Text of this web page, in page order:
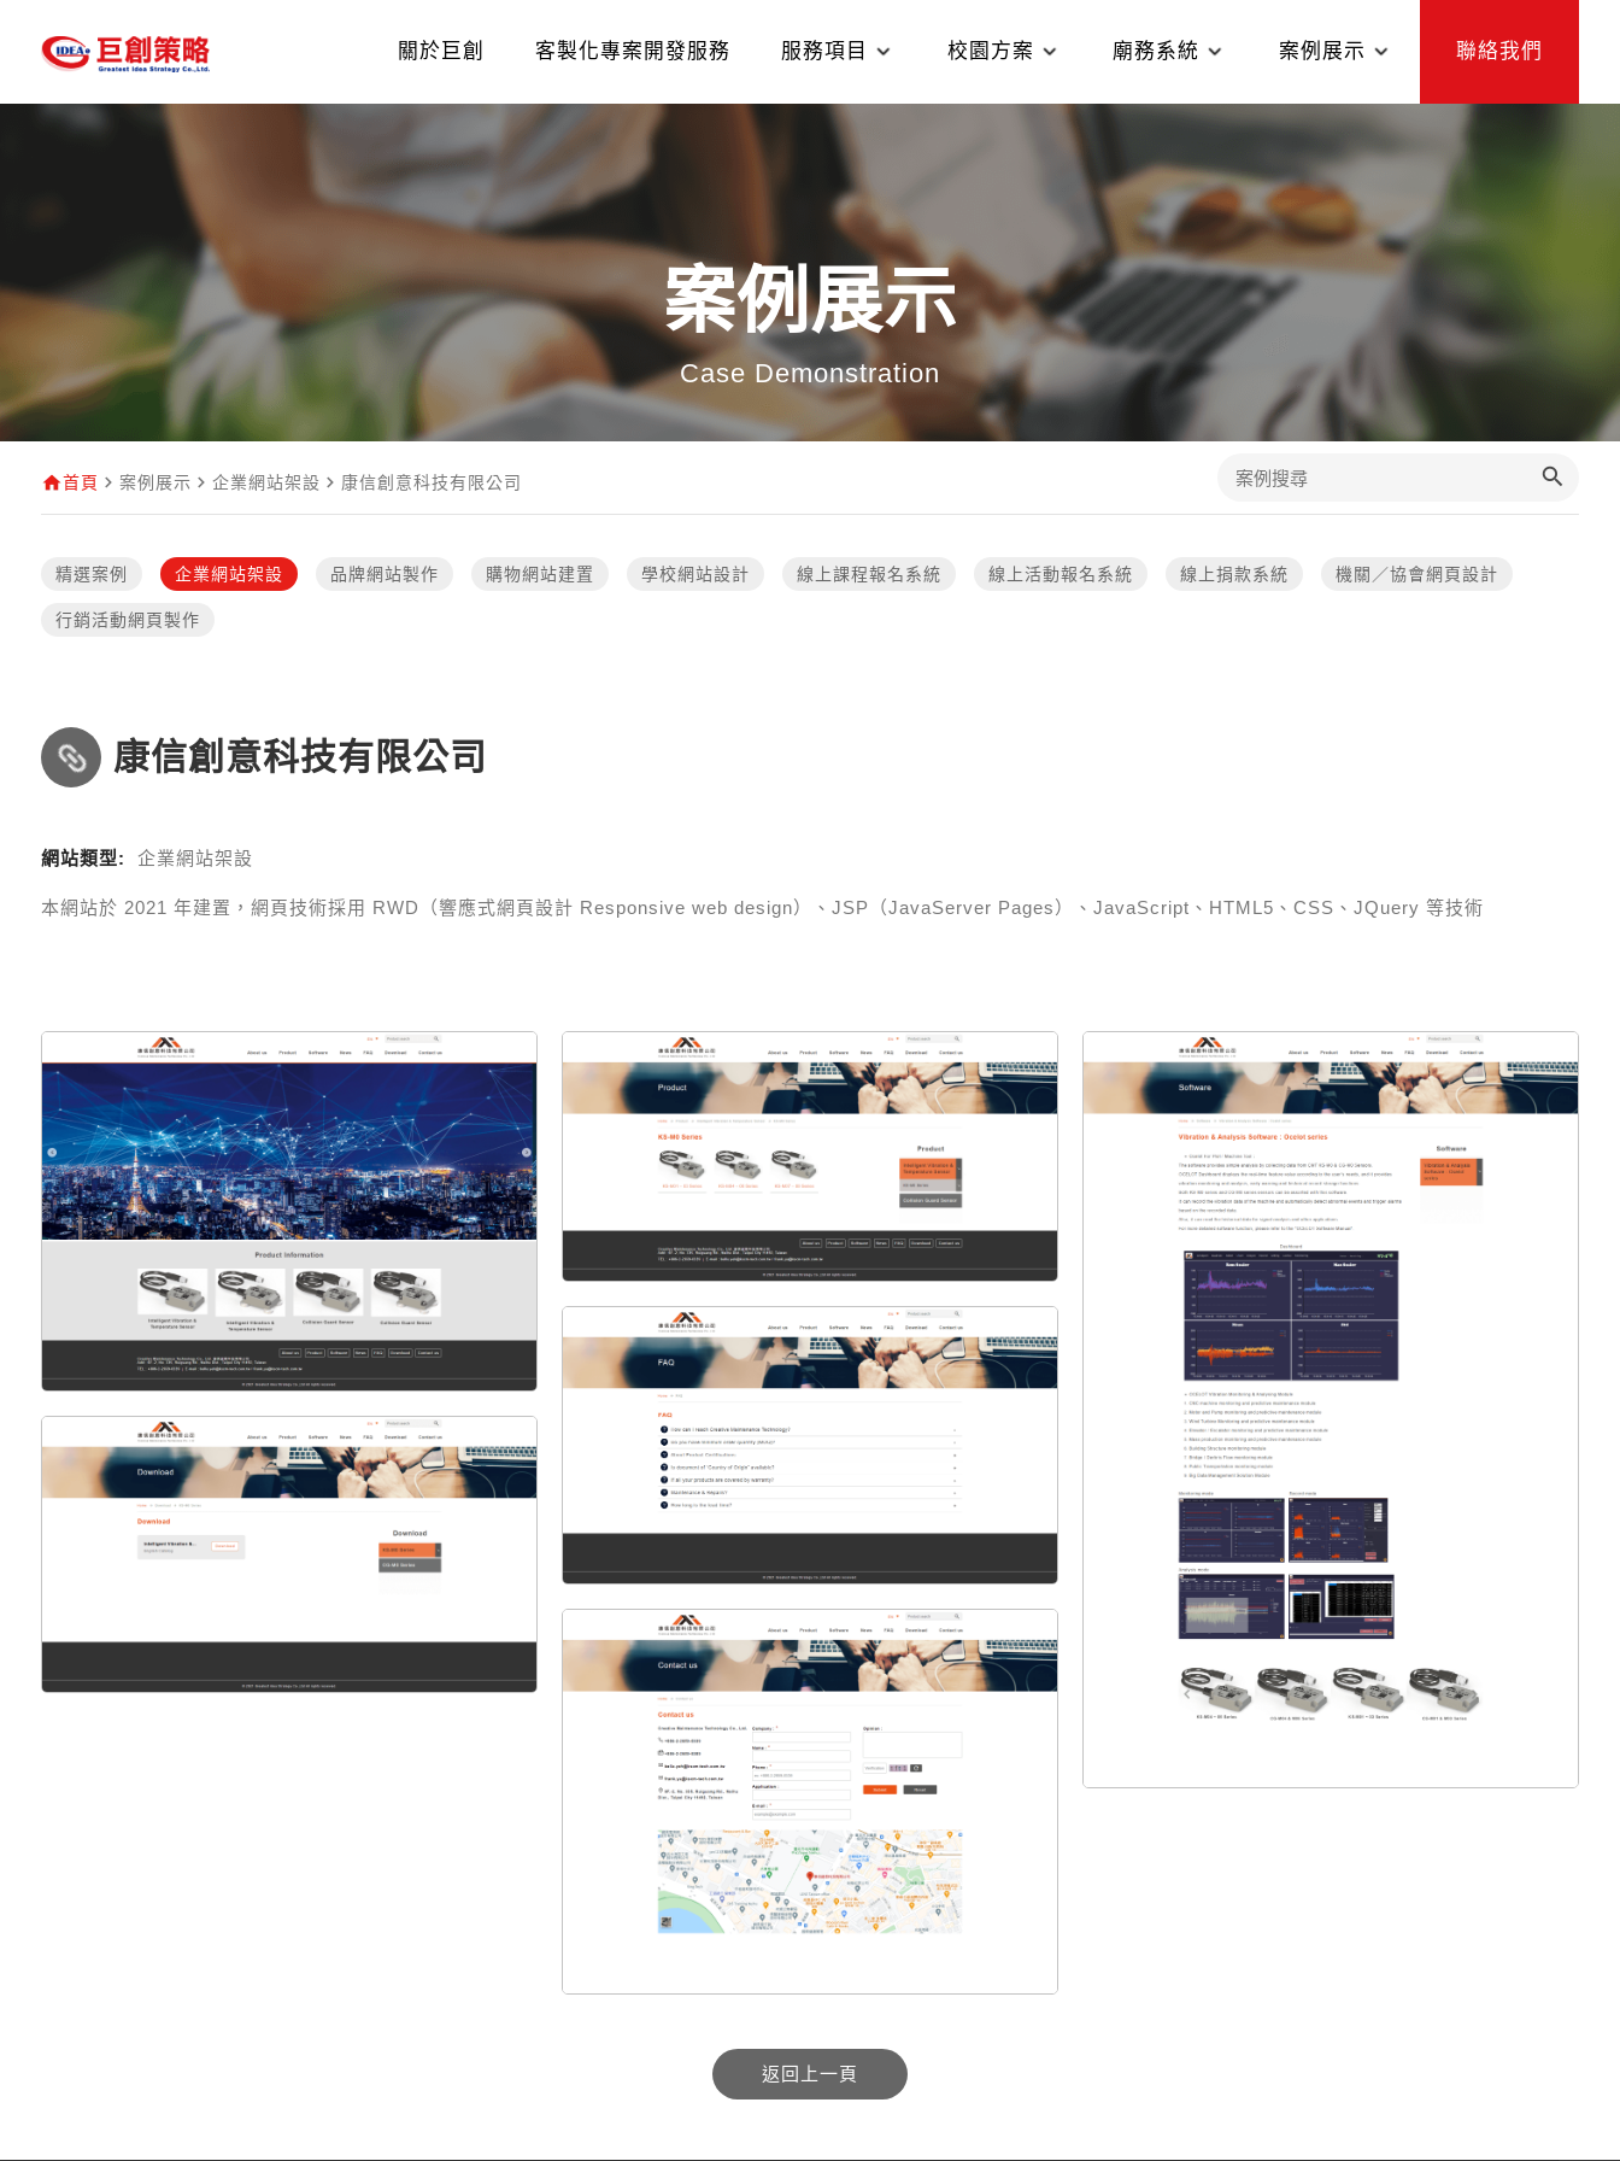
關於巨創 客製化專案開發服務 服務項目 校園方案 廟務系統 案例展示 聯絡我們
案例展示
Case Demonstration
首頁 案例展示 企業網站架設 康信創意科技有限公司
精選案例 企業網站架設 品牌網站製作 購物網站建置 學校網站設計 線上課程報名系統 線上活動報名系統 線上捐款系統 機關／協會網頁設計
行銷活動網頁製作
康信創意科技有限公司
網站類型: 企業網站架設
本網站於 2021 年建置，網頁技術採用 RWD（響應式網頁設計 Responsive web design）、JSP（JavaServer Pages）、JavaScript、HTML5、CSS、JQuery 等技術